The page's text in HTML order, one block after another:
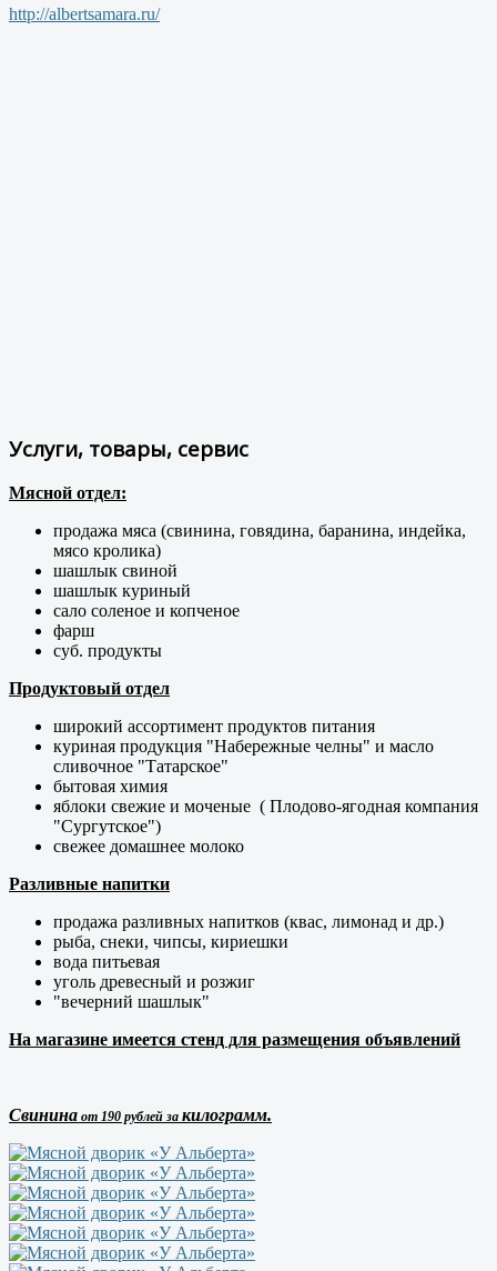
http://albertsamara.ru/
Услуги, товары, сервис
Мясной отдел:
продажа мяса (свинина, говядина, баранина, индейка,
мясо кролика)
шашлык свиной
шашлык куриный
сало соленое и копченое
фарш
суб. продукты
Продуктовый отдел
широкий ассортимент продуктов питания
куриная продукция "Набережные челны" и масло
сливочное "Татарское"
бытовая химия
яблоки свежие и моченые ( Плодово-ягодная компания
"Сургутское")
свежее домашнее молоко
Разливные напитки
продажа разливных напитков (квас, лимонад и др.)
рыба, снеки, чипсы, кириешки
вода питьевая
уголь древесный и розжиг
"вечерний шашлык"
На магазине имеется стенд для размещения объявлений
Cвинина от 190 рублей за килограмм.